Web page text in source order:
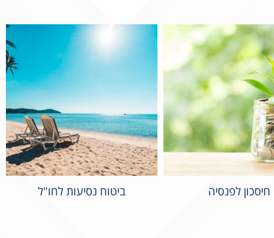
חיסכון לפנסיה ביטוח נסיעות לחו"ל